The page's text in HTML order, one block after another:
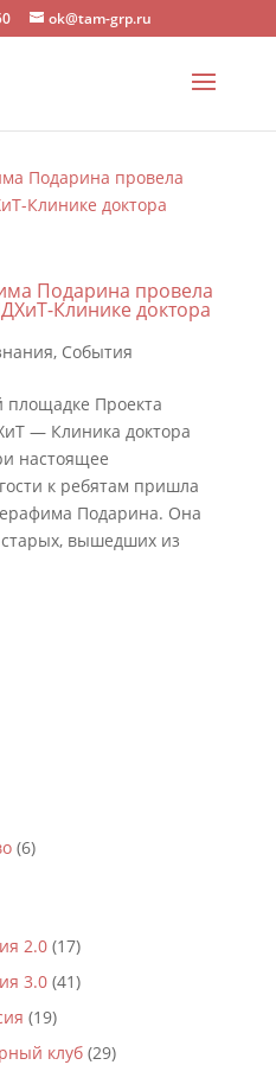
ok@tam-grp.ru
Подарина провела
Клинике доктора
, События
площадке Проекта
— Клиника доктора
настоящее
к ребятам пришла
Подарина. Она
старых, вышедших из
(6)
2.0(17)
3.0(41)
(19)
клуб(29)